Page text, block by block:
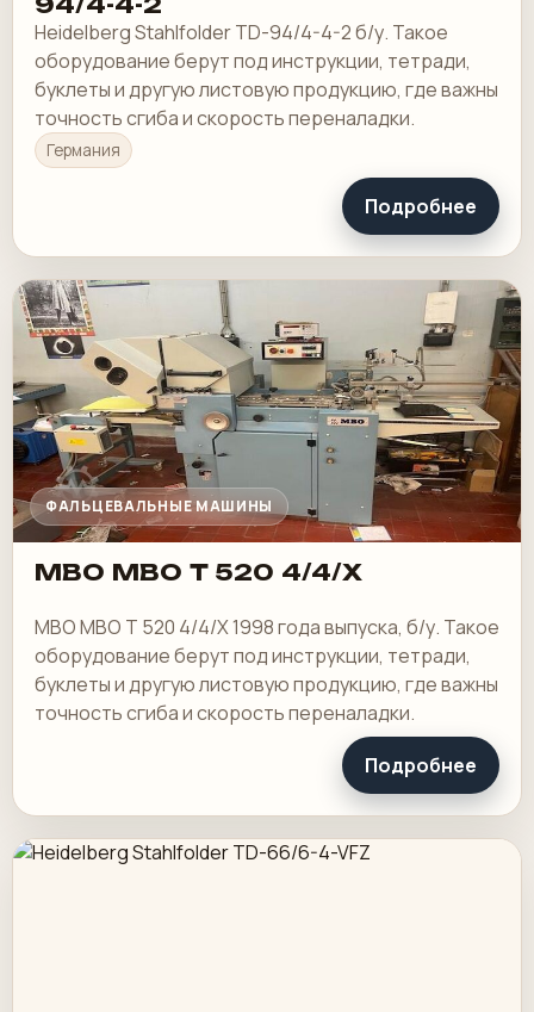
Heidelberg Stahlfolder TD-94/4-4-2 б/у. Такое
оборудование берут под инструкции, тетради,
буклеты и другую листовую продукцию, где важны
точность сгиба и скорость переналадки.
Германия
Подробнее
ФАЛЬЦЕВАЛЬНЫЕ МАШИНЫ
MBO MBO T 520 4/4/X
MBO MBO T 520 4/4/X 1998 года выпуска, б/у. Такое
оборудование берут под инструкции, тетради,
буклеты и другую листовую продукцию, где важны
точность сгиба и скорость переналадки.
Подробнее